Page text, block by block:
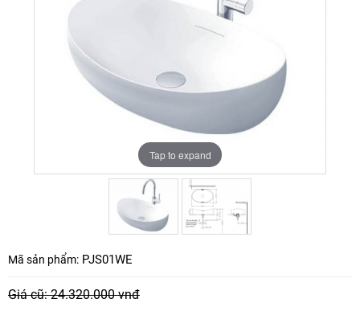
Tap to expand
Tap to expand
Mã sản phẩm: PJS01WE
Giá cũ: 24.320.000 vnđ